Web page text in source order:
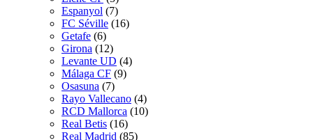
Espanyol (7)
FC Séville (16)
Getafe (6)
Girona (12)
Levante UD (4)
Málaga CF (9)
Osasuna (7)
Rayo Vallecano (4)
RCD Mallorca (10)
Real Betis (16)
Real Madrid (85)